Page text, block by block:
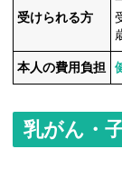
受けられる方
本人の費用負担
乳がん・